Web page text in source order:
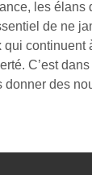
les élans
de ne
qui continuent
C’est
des